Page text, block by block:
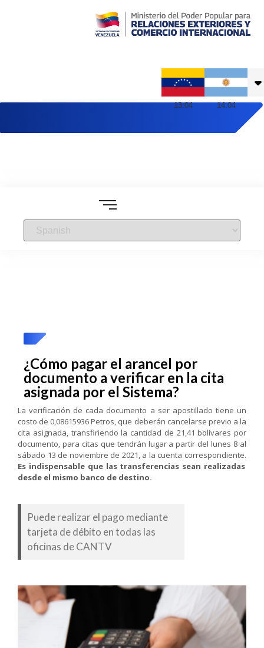
13:04 14:04
¿Cómo pagar el arancel por
documento a verificar en la cita
asignada por el Sistema?
La verificación de cada documento a ser apostillado tiene un
costo de 0,08615936 Petros, que deberán cancelarse previo a la
cita asignada, transfiriendo la cantidad de 21,41 bolívares por
documento, para citas que tendrán lugar a partir del lunes 8 al
sábado 13 de noviembre de 2021, a la cuenta correspondiente.
Es indispensable que las transferencias sean realizadas
desde el mismo banco de destino.
Puede realizar el pago mediante
tarjeta de débito en todas las
oficinas de CANTV